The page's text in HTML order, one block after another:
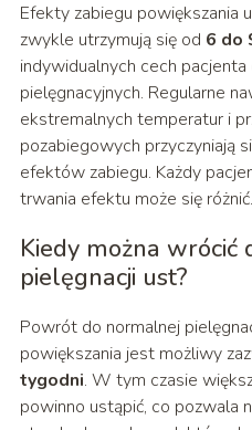
Efekty zabiegu powiększania
zwykle utrzymują się od 6 do
indywidualnych cech
pielęgnacyjnych. Regularne
ekstremalnych temperatur i
pozabiegowych przyczyniają
efektów zabiegu. Każdy
trwania efektu może się różnić.
Kiedy można wrócić
pielęgnacji ust?
Powrót do normalnej
powiększania jest możliwy
tygodni. W tym czasie
powinno ustąpić, co pozwala